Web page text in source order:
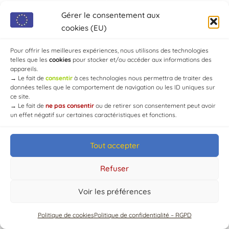
Gérer le consentement aux
cookies (EU)
Pour offrir les meilleures expériences, nous utilisons des technologies
telles que les cookies pour stocker et/ou accéder aux informations des
appareils.
→ Le fait de consentir à ces technologies nous permettra de traiter des
données telles que le comportement de navigation ou les ID uniques sur
ce site.
→ Le fait de ne pas consentir ou de retirer son consentement peut avoir
un effet négatif sur certaines caractéristiques et fonctions.
Tout accepter
Refuser
Voir les préférences
Politique de cookiesPolitique de confidentialité – RGPD
Pas d'événement actuellement
programmé.
Developed byWEB3-DESIGN